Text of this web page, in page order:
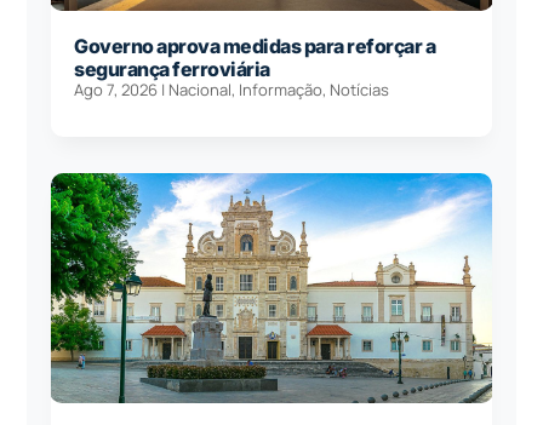
Governo aprova medidas para reforçar a
segurança ferroviária
Ago 7, 2026 | Nacional, Informação, Notícias